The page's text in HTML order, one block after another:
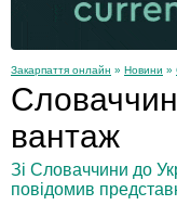
Закарпаття онлайн » Новини »
вантаж
Зі Словаччини до
повідомив